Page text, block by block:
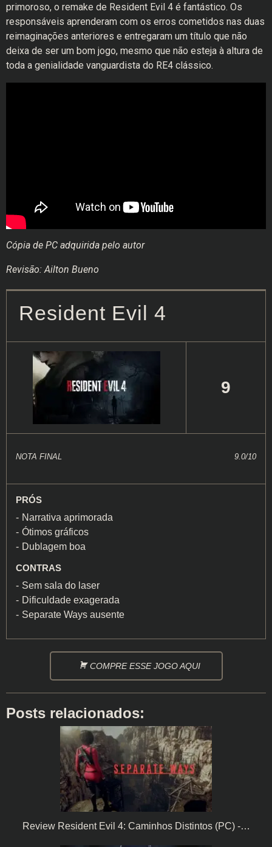
primoroso, o remake de Resident Evil 4 é fantástico. Os
responsáveis aprenderam com os erros cometidos nas duas
reimaginações anteriores e entregaram um título que não
deixa de ser um bom jogo, mesmo que não esteja à altura de
toda a genialidade vanguardista do RE4 clássico.
Cópia de PC adquirida pelo autor
Revisão: Ailton Bueno
Resident Evil 4
9
NOTA FINAL 9.0/10
PRÓS
Narrativa aprimorada
Ótimos gráficos
Dublagem boa
CONTRAS
Sem sala do laser
Dificuldade exagerada
Separate Ways ausente
COMPRE ESSE JOGO AQUI
Posts relacionados:
Review Resident Evil 4: Caminhos Distintos (PC) -…